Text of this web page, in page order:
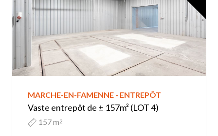
MARCHE-EN-FAMENNE - ENTREPÔT
Vaste entrepôt de ± 157m² (LOT 4)
157 m2